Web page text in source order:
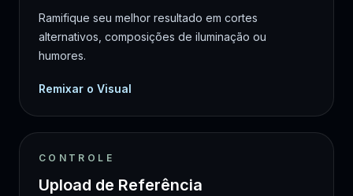
Ramifique seu melhor resultado em cortes
alternativos, composições de iluminação ou
humores.
Remixar o Visual
CONTROLE
Upload de Referência